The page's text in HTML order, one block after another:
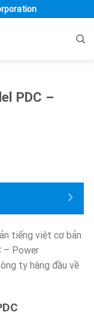
PDC –
tiếng việt cơ bản
– Power
ty hàng đầu về